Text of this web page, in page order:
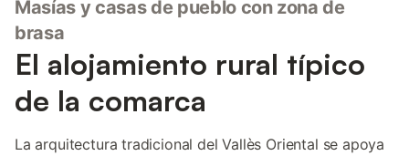
Masías y casas de pueblo con zona de
brasa
El alojamiento rural típico
de la comarca
La arquitectura tradicional del Vallès Oriental se apoya